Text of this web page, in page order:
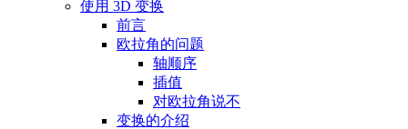
使用 3D 变换
前言
欧拉角的问题
轴顺序
插值
对欧拉角说不
变换的介绍